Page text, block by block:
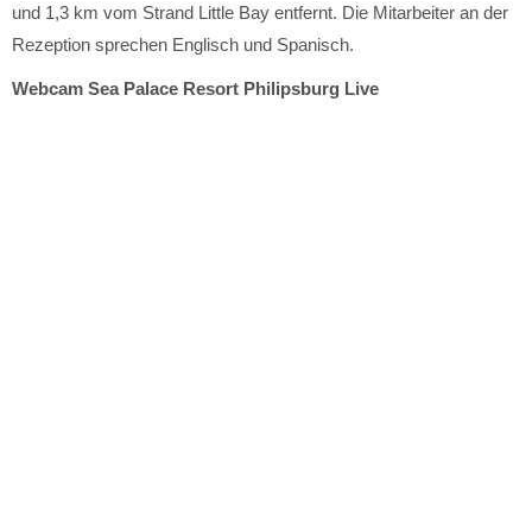
und 1,3 km vom Strand Little Bay entfernt. Die Mitarbeiter an der
Rezeption sprechen Englisch und Spanisch.
Webcam Sea Palace Resort Philipsburg Live